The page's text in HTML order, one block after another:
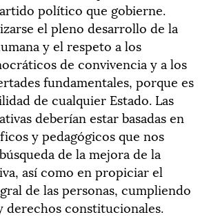
político que gobierne.
el pleno desarrollo de la
y el respeto a los
de convivencia y a los
fundamentales, porque es
de cualquier Estado. Las
deberían estar basadas en
y pedagógicos que nos
de la mejora de la
así como en propiciar el
de las personas, cumpliendo
derechos constitucionales.